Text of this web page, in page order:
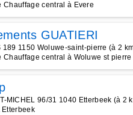
Chauffage central à Evere
GUATIERI
189 1150 Woluwe-saint-pierre (à 2
Chauffage central à Woluwe st pierre
MICHEL 96/31 1040 Etterbeek (à 2